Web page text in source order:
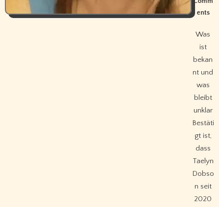
ents
Was
ist
bekan
nt und
was
bleibt
unklar
Bestäti
gt ist,
dass
Taelyn
Dobso
n seit
2020